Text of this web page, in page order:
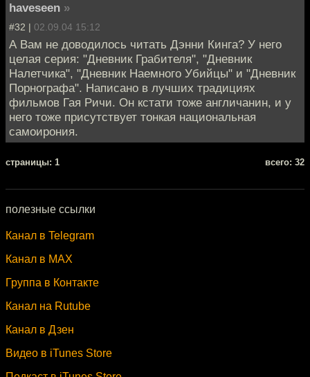
haveseen »
#32 | 02.09.04 15:12
А Вам не доводилось читать Дэнни Кинга? У него
целая серия: "Дневник Грабителя", "Дневник
Налетчика", "Дневник Наемного Убийцы" и "Дневник
Порнографа". Написано в лучших традициях
фильмов Гая Ричи. Он кстати тоже англичанин, и у
него тоже присутствует тонкая национальная
самоирония.
cтраницы: 1 всего: 32
полезные ссылки
Канал в Telegram
Канал в MAX
Группа в Контакте
Канал на Rutube
Канал в Дзен
Видео в iTunes Store